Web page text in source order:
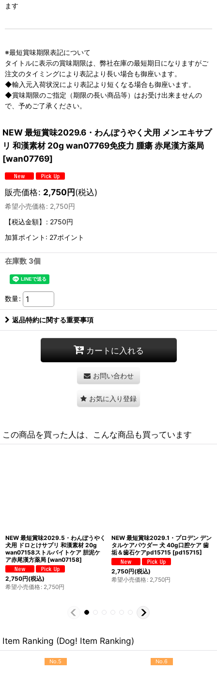
ます
※最短賞味期限表記について
タイトルに表示の賞味期限は、弊社在庫の最短期日になりますがご
注文のタイミングにより表記より長い場合も御座います。
◆輸入元入荷状況により表記より短くなる場合も御座います。
◆賞味期限のご指定（期限の長い商品等）はお受け出来ませんの
で、予めご了承ください。
NEW 最短賞味2029.6・わんぽうやく犬用 メンエキサプ
リ 和漢素材 20g wan07769免疫力 腫瘍 赤尾漢方薬局
[wan07769]
販売価格: 2,750円(税込)
希望小売価格: 2,750円
【税込金額】
: 2750円
加算ポイント: 27ポイント
在庫数 3個
数量:
返品特約に関する重要事項
カートに入れる
お問い合わせ
お気に入り登録
この商品を買った人は、こんな商品も買っています
最短賞味2029.1・フォルツァ10 犬 ア
クティウェット リナール ラム（腎
臓） 100g 成犬シニア犬対応
fo13673 正規品 [fo13673]
440円(税込)
希望小売価格: 440円
最短賞味2029.3・シシア 猫 スープ
サーモン＆キャロット40g scc25415
全年齢猫用一般食キャットフード
Schesir正規品 [scc25415
275円(税込)
Item Ranking (Dog! Item Ranking)
No.5 No.6